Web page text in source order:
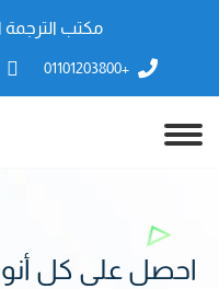
مكتب الترجمة
+01101203800
احصل على كل